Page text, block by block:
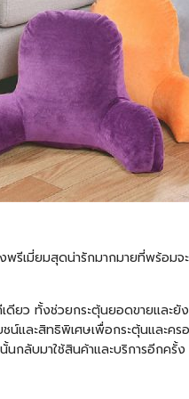
รีเมี่ยมสุดน่ารักมากมายที่พร้อ
ดียว ทั้งช่วยกระตุ้นยอดขายแล
และสิทธิพิเศษเพื่อกระตุ้นและค
ลับมาใช้สินค้าและบริการอีกครั้